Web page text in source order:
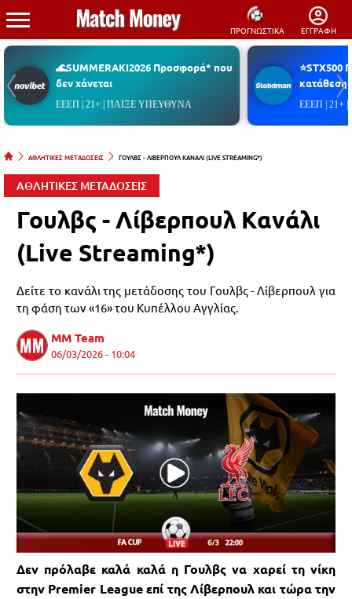
ΠΡΟΓΝΩΣΤΙΚΑ ΕΓΓΡΑΦΗ
🌊SUMMERAKI2026 Προσφορά* που
δεν χάνεται
ΕΕΕΠ | 21+ | ΠΑΙΞΕ ΥΠΕΥΘΥΝΑ
⭐STX500
ΕΕΕΠ | 21+
ΑΘΛΗΤΙΚΕΣ ΜΕΤΑΔΟΣΕΙΣ ΓΟΥΛΒΣ - ΛΙΒΕΡΠΟΥΛ ΚΑΝΑΛΙ (LIVE STREAMING*)
ΑΘΛΗΤΙΚΕΣ ΜΕΤΑΔΟΣΕΙΣ
Γουλβς - Λίβερπουλ Κανάλι
(Live Streaming*)
Δείτε το κανάλι της μετάδοσης του Γουλβς - Λίβερπουλ για
τη φάση των «16» του Κυπέλλου Αγγλίας.
MM Team
06/03/2026 - 10:04
Δεν πρόλαβε καλά καλά η Γουλβς να χαρεί τη νίκη
στην Premier League επί της Λίβερπουλ και τώρα την